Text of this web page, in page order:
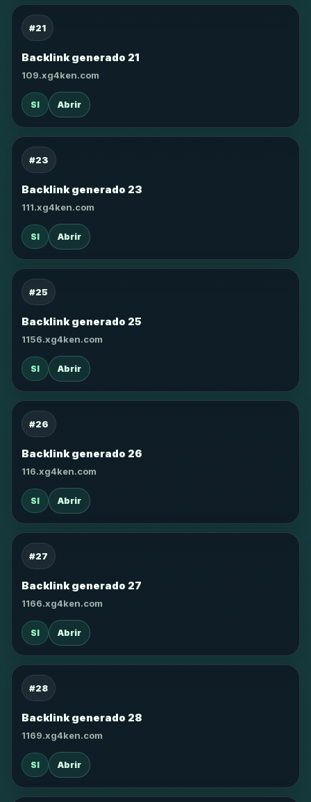
#21
Backlink generado 21
109.xg4ken.com
SI Abrir
#23
Backlink generado 23
111.xg4ken.com
SI Abrir
#25
Backlink generado 25
1156.xg4ken.com
SI Abrir
#26
Backlink generado 26
116.xg4ken.com
SI Abrir
#27
Backlink generado 27
1166.xg4ken.com
SI Abrir
#28
Backlink generado 28
1169.xg4ken.com
SI Abrir